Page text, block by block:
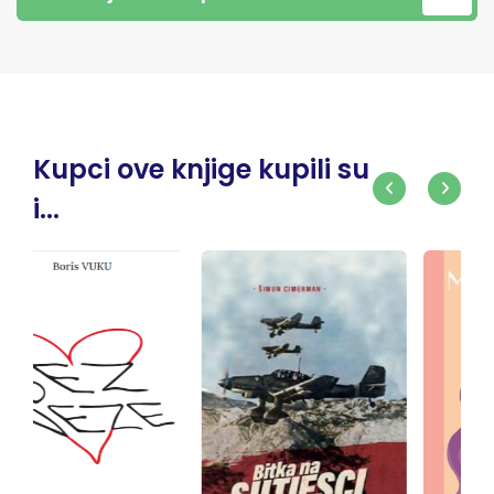
Kupci ove knjige kupili su
i...